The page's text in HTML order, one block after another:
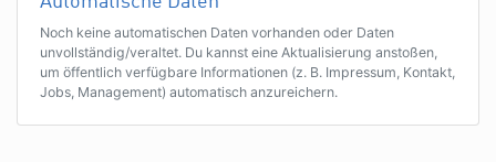
Noch keine automatischen Daten vorhanden oder Daten
unvollständig/veraltet. Du kannst eine Aktualisierung anstoßen,
um öffentlich verfügbare Informationen (z. B. Impressum, Kontakt,
Jobs, Management) automatisch anzureichern.